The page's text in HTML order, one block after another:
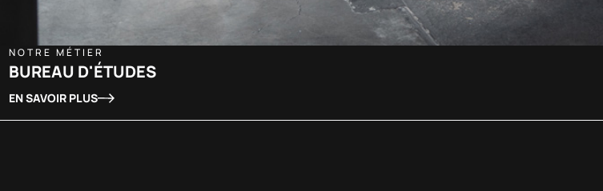
NOTRE MÉTIER
BUREAU D'ÉTUDES
EN SAVOIR PLUS